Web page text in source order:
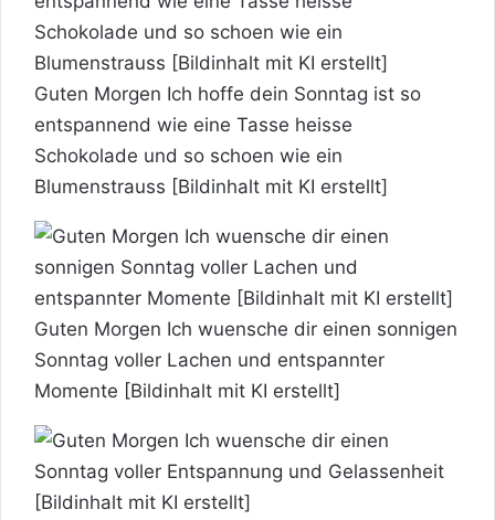
Guten Morgen Ich hoffe dein Sonntag ist so
entspannend wie eine Tasse heisse
Schokolade und so schoen wie ein
Blumenstrauss [Bildinhalt mit KI erstellt]
Guten Morgen Ich wuensche dir einen sonnigen
Sonntag voller Lachen und entspannter
Momente [Bildinhalt mit KI erstellt]